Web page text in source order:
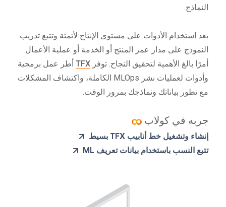
النماذج.
يعد استخدام الأدوات على مستوى الإنتاج لأتمتة وتتبع تدريب
النموذج على مدار عمر المنتج أو الخدمة أو عملية الأعمال
أمرًا بالغ الأهمية لتحقيق النجاح. توفر TFX أطر عمل برمجية
وأدوات لعمليات نشر MLOps الكاملة، واكتشاف المشكلات
مع تطور بياناتك ونماذجك بمرور الوقت.
جربه في كولاب
إنشاء وتشغيل خط أنابيب TFX بسيط
تتبع النسب باستخدام بيانات تعريف ML